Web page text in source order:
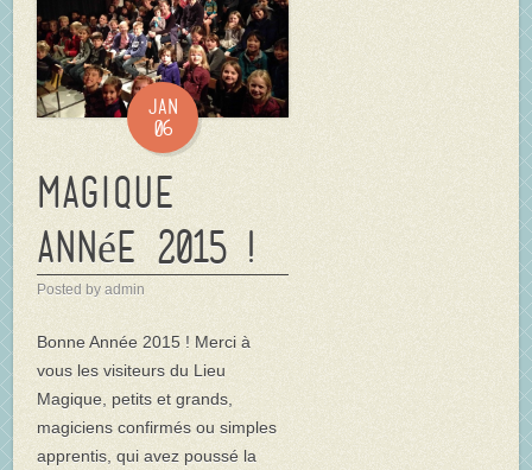
Jan
06
Magique
année 2015 !
Posted by admin
Bonne Année 2015 ! Merci à
vous les visiteurs du Lieu
Magique, petits et grands,
magiciens confirmés ou simples
apprentis, qui avez poussé la